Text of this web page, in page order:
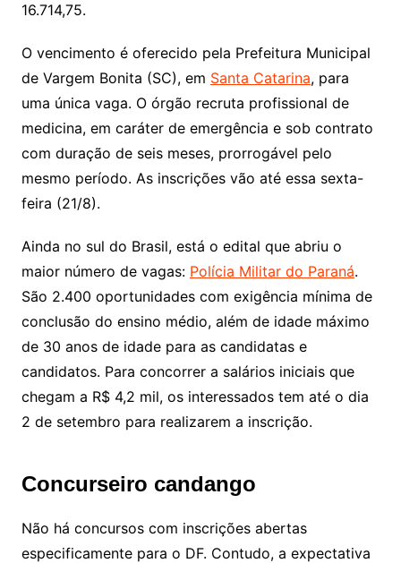
16.714,75.
O vencimento é oferecido pela Prefeitura Municipal
de Vargem Bonita (SC), em Santa Catarina, para
uma única vaga. O órgão recruta profissional de
medicina, em caráter de emergência e sob contrato
com duração de seis meses, prorrogável pelo
mesmo período. As inscrições vão até essa sexta-
feira (21/8).
Ainda no sul do Brasil, está o edital que abriu o
maior número de vagas: Polícia Militar do Paraná.
São 2.400 oportunidades com exigência mínima de
conclusão do ensino médio, além de idade máximo
de 30 anos de idade para as candidatas e
candidatos. Para concorrer a salários iniciais que
chegam a R$ 4,2 mil, os interessados tem até o dia
2 de setembro para realizarem a inscrição.
Concurseiro candango
Não há concursos com inscrições abertas
especificamente para o DF. Contudo, a expectativa